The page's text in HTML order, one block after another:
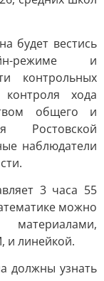
будет вестись
режиме и
контрольных
хода
общего и
Ростовской
наблюдатели
3 часа 55
можно
материалами,
и линейкой.
должны узнать